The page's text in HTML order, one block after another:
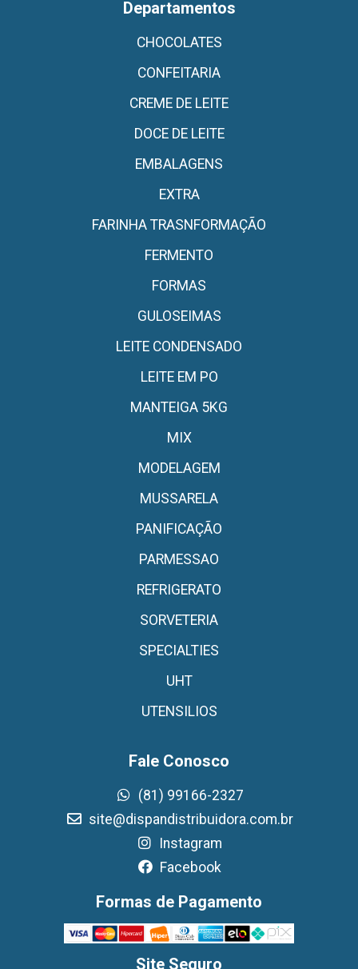
Departamentos
CHOCOLATES
CONFEITARIA
CREME DE LEITE
DOCE DE LEITE
EMBALAGENS
EXTRA
FARINHA TRASNFORMAÇÃO
FERMENTO
FORMAS
GULOSEIMAS
LEITE CONDENSADO
LEITE EM PO
MANTEIGA 5KG
MIX
MODELAGEM
MUSSARELA
PANIFICAÇÃO
PARMESSAO
REFRIGERATO
SORVETERIA
SPECIALTIES
UHT
UTENSILIOS
Fale Conosco
(81) 99166-2327
site@dispandistribuidora.com.br
Instagram
Facebook
Formas de Pagamento
Site Seguro